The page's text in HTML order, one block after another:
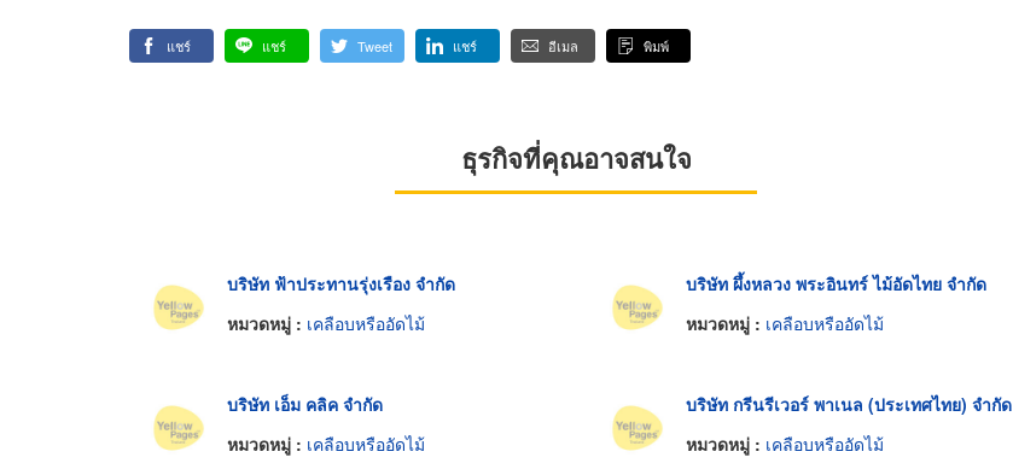
แชร์ แชร์ Tweet แชร์ อีเมล พิมพ์
ธุรกิจที่คุณอาจสนใจ
บริษัท ฟ้าประทานรุ่งเรือง จำกัด
หมวดหมู่ : เคลือบหรืออัดไม้
บริษัท ผึ้งหลวง พระอินทร์ ไม้อัดไทย จำกัด
หมวดหมู่ : เคลือบหรืออัดไม้
บริษัท เอ็ม คลิค จำกัด
หมวดหมู่ : เคลือบหรืออัดไม้
บริษัท กรีนรีเวอร์ พาเนล (ประเทศไทย) จำกัด
หมวดหมู่ : เคลือบหรืออัดไม้